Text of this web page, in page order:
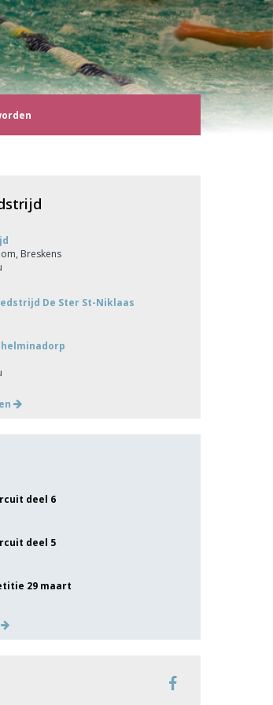
Breskens
De Ster St-Niklaas
deel 6
deel 5
29 maart